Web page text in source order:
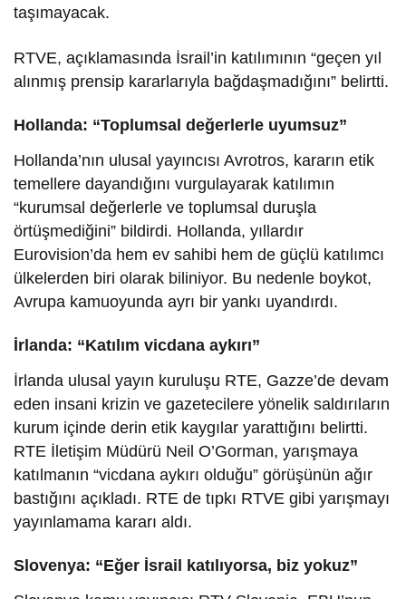
taşımayacak.
RTVE, açıklamasında İsrail’in katılımının “geçen yıl
alınmış prensip kararlarıyla bağdaşmadığını” belirtti.
Hollanda: “Toplumsal değerlerle uyumsuz”
Hollanda’nın ulusal yayıncısı Avrotros, kararın etik
temellere dayandığını vurgulayarak katılımın
“kurumsal değerlerle ve toplumsal duruşla
örtüşmediğini” bildirdi. Hollanda, yıllardır
Eurovision’da hem ev sahibi hem de güçlü katılımcı
ülkelerden biri olarak biliniyor. Bu nedenle boykot,
Avrupa kamuoyunda ayrı bir yankı uyandırdı.
İrlanda: “Katılım vicdana aykırı”
İrlanda ulusal yayın kuruluşu RTE, Gazze’de devam
eden insani krizin ve gazetecilere yönelik saldırıların
kurum içinde derin etik kaygılar yarattığını belirtti.
RTE İletişim Müdürü Neil O’Gorman, yarışmaya
katılmanın “vicdana aykırı olduğu” görüşünün ağır
bastığını açıkladı. RTE de tıpkı RTVE gibi yarışmayı
yayınlamama kararı aldı.
Slovenya: “Eğer İsrail katılıyorsa, biz yokuz”